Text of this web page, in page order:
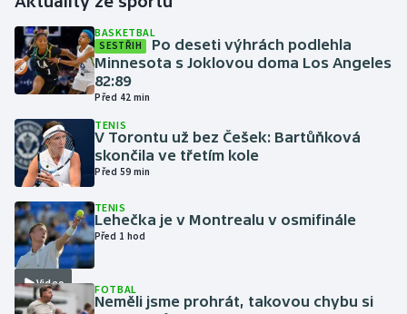
Gymnastika
Házená
Judo
Krasobruslení
Lezení
Lyže a snowboard
BASKETBAL
SESTŘIH
Po deseti výhrách podlehla
Minnesota s Joklovou doma Los Angeles
82:89
Před 42 min
TENIS
V Torontu už bez Češek: Bartůňková
skončila ve třetím kole
Před 59 min
Video
TENIS
Lehečka je v Montrealu v osmifinále
Před 1 hod
FOTBAL
Neměli jsme prohrát, takovou chybu si